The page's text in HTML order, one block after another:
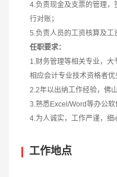
4.负责现金及支票的管理，
行对账；
5.负责人员的工资核算及工
任职要求：
1.财务管理等相关专业，
相应会计专业技术资格者优
2.2年以出纳工作经验，佛
3.熟悉Excel/Word等办公软
4.为人诚实，工作严谨，细
工作地点